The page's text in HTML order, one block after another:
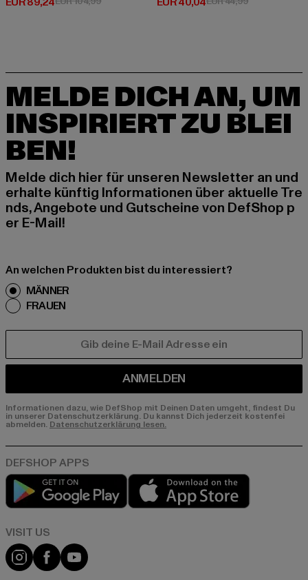
MELDE DICH AN, UM
INSPIRIERT ZU BLEI
BEN!
Melde dich hier für unseren Newsletter an und
erhalte künftig Informationen über aktuelle Tre
nds, Angebote und Gutscheine von DefShop p
er E-Mail!
An welchen Produkten bist du interessiert?
MÄNNER
FRAUEN
ANMELDEN
Informationen dazu, wie DefShop mit Deinen Daten umgeht, findest Du
in unserer Datenschutzerklärung. Du kannst Dich jederzeit kostenfei
abmelden. Datenschutzerklärung lesen.
Play market
Visit our Instagram page:
Visit our Facebook page:
Visit our YouTube channel: